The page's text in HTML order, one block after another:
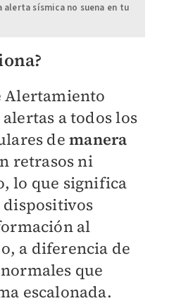
alerta sísmica no suena en tu
Alertamiento
a todos los
de manera
retrasos ni
lo que significa
dispositivos
al
a diferencia de
que
escalonada.